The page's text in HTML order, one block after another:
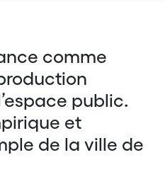
comme
public.
et
de la ville de